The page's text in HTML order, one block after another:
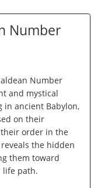
Number
Number
and mystical
in ancient Babylon,
on their
order in the
the hidden
them toward
life path.